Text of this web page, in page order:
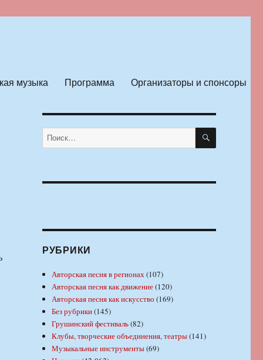
музыка Программа Организаторы и спонсоры
Искать: ПОИСК
РУБРИКИ
Авторская песня в регионах(107)
Авторская песня как движение(120)
Авторская песня как искусство (169)
Без рубрики(145)
Грушинский фестиваль(82)
Клубы, творческие объединения, театры(141)
Музыкальные инструменты(69)